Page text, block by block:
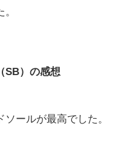
SB）の感想
ールが最高でした。